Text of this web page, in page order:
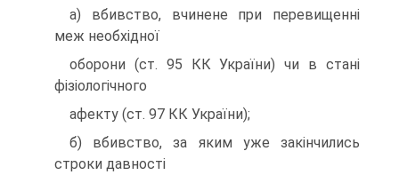
а) вбивство, вчинене при перевищеннi
меж необхiдної
оборони (ст. 95 КК України) чи в станi
фiзiологiчного
афекту (ст. 97 КК України);
б) вбивство, за яким уже закiнчились
строки давностi